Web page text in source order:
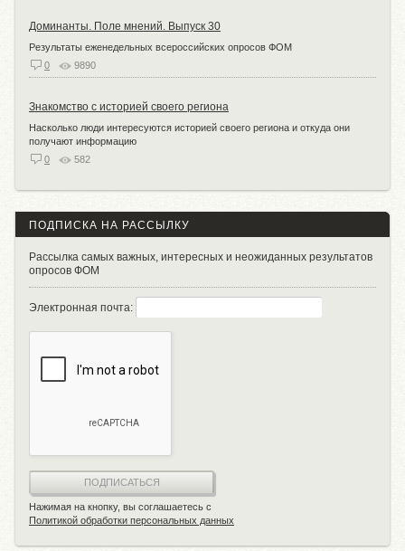
Доминанты. Поле мнений. Выпуск 30
Результаты еженедельных всероссийских опросов ФОМ
0
9890
Знакомство с историей своего региона
Насколько люди интересуются историей своего региона и откуда они
получают информацию
0
582
ПОДПИСКА НА РАССЫЛКУ
Рассылка самых важных, интересных и неожиданных результатов
опросов ФОМ
Электронная почта:
ПОДПИСАТЬСЯ
Нажимая на кнопку, вы соглашаетесь с
Политикой обработки персональных данных